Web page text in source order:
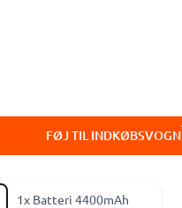
FØJ TIL INDKØBSVOGN
1x Batteri 4400mAh